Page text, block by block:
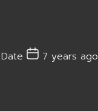
Date 7 years ago